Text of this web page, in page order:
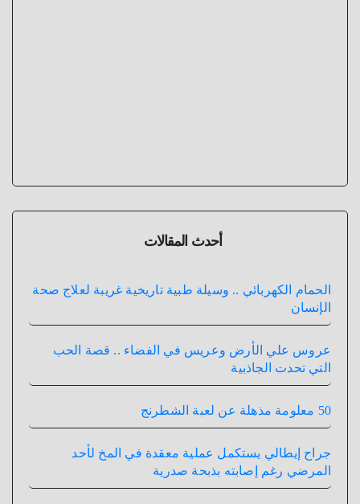
أحدث المقالات
الحمام الكهربائي .. وسيلة طبية تاريخية غريبة لعلاج صحة
الإنسان
عروس علي الأرض وعريس في الفضاء .. قصة الحب
التي تحدت الجاذبية
50 معلومة مذهلة عن لعبة الشطرنج
جراح إيطالي يستكمل عملية معقدة في المخ لأحد
المرضي رغم إصابته بذبحة صدرية